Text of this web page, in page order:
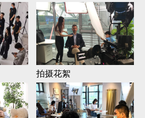
拍摄花絮